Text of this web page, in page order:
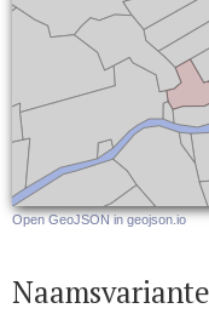
Open GeoJSON in geojson.io